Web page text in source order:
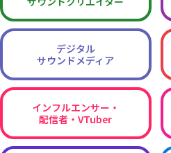
デジタル
サウンドメディア
インフルエンサー・
配信者・VTuber